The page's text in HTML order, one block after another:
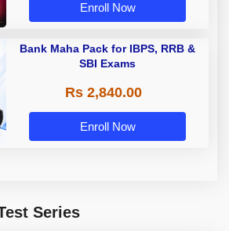
Enroll Now
Bank Maha Pack for IBPS, RRB &
SBI Exams
Rs 2,840.00
Enroll Now
Series